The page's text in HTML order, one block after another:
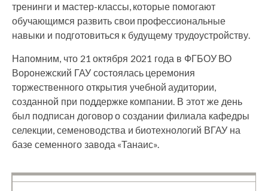
тренинги и мастер-классы, которые помогают
обучающимся развить свои профессиональные
навыки и подготовиться к будущему трудоустройству.
Напомним, что 21 октября 2021 года в ФГБОУ ВО
Воронежский ГАУ состоялась церемония
торжественного открытия учебной аудитории,
созданной при поддержке компании. В этот же день
был подписан договор о создании филиала кафедры
селекции, семеноводства и биотехнологий ВГАУ на
базе семенного завода «Танаис».